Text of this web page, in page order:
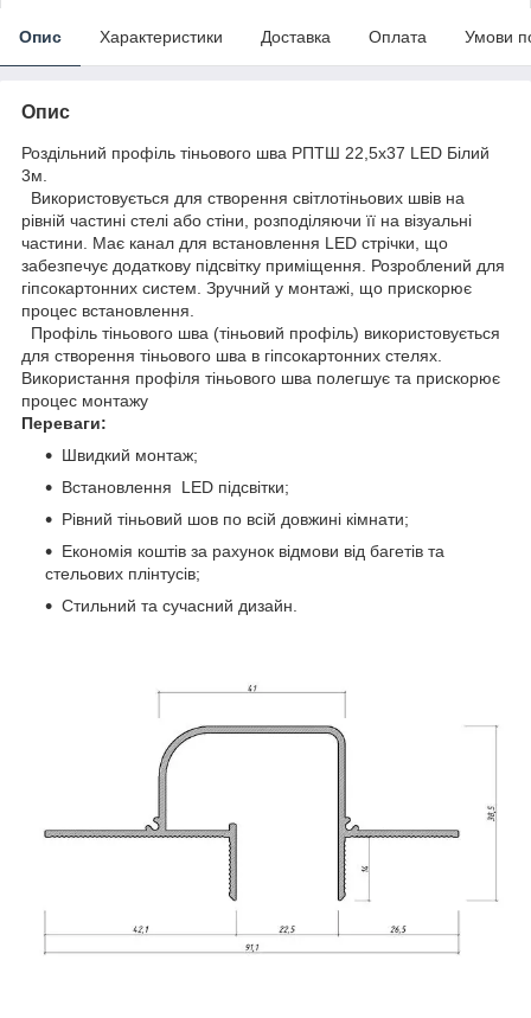
Опис Характеристики Доставка Оплата Умови
Опис
Роздільний профіль тіньового шва РПТШ 22,5х37 LED Білий
3м.
Використовується для створення світлотіньових швів на
рівній частині стелі або стіни, розподіляючи її на візуальні
частини. Має канал для встановлення LED стрічки, що
забезпечує додаткову підсвітку приміщення. Розроблений для
гіпсокартонних систем. Зручний у монтажі, що прискорює
процес встановлення.
Профіль тіньового шва (тіньовий профіль) використовується
для створення тіньового шва в гіпсокартонних стелях.
Використання профіля тіньового шва полегшує та прискорює
процес монтажу
Переваги:
Швидкий монтаж;
Встановлення LED підсвітки;
Рівний тіньовий шов по всій довжині кімнати;
Економія коштів за рахунок відмови від багетів та
стельових плінтусів;
Стильний та сучасний дизайн.